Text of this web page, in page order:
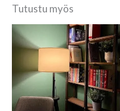
Sinun on
kirjoittaa arvioinnin.
Tutustu myös